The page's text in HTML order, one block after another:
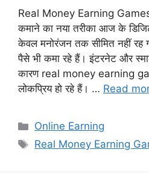
Real Money Earning
कमाने का नया तरीका आज के
केवल मनोरंजन तक सीमित नहीं
पैसे भी कमा रहे हैं। इंटरनेट और
कारण real money earning
लोकप्रिय हो रहे हैं। … Read
Categories
Online Earning
Tags
Real Money Earning